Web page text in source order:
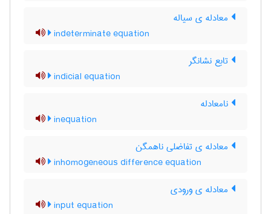
معادله ی سیاله
indeterminate equation
تابع نشانگر
indicial equation
نامعادله
inequation
معادله ی تفاضلی ناهمگن
inhomogeneous difference equation
معادله ی ورودی
input equation